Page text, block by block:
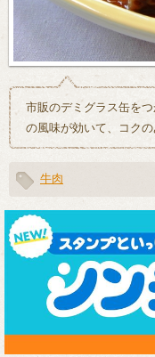
市販のデミグラス缶を
の風味が効いて、コクの
牛肉